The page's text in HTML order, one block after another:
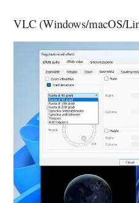
VLC (Windows/macOS/